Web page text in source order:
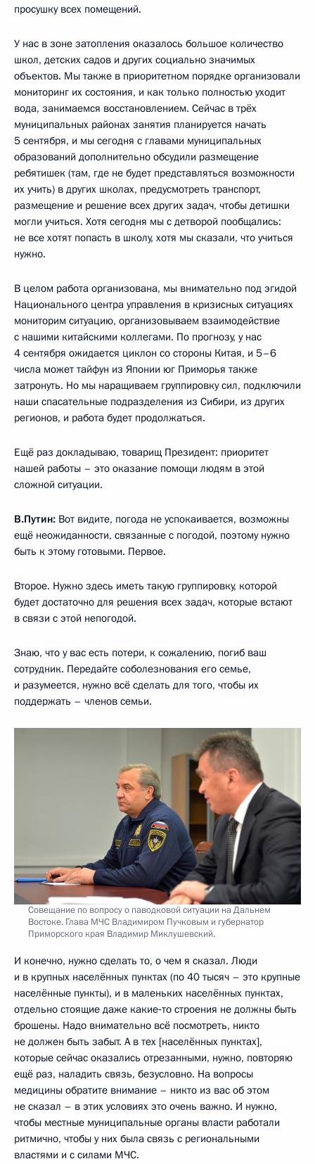
просушку всех помещений.
У нас в зоне затопления оказалось большое количество
школ, детских садов и других социально значимых
объектов. Мы также в приоритетном порядке организовали
мониторинг их состояния, и как только полностью уходит
вода, занимаемся восстановлением. Сейчас в трёх
муниципальных районах занятия планируется начать
5 сентября, и мы сегодня с главами муниципальных
образований дополнительно обсудили размещение
ребятишек (там, где не будет представляться возможности
их учить) в других школах, предусмотреть транспорт,
размещение и решение всех других задач, чтобы детишки
могли учиться. Хотя сегодня мы с детворой пообщались:
не все хотят попасть в школу, хотя мы сказали, что учиться
нужно.
В целом работа организована, мы внимательно под эгидой
Национального центра управления в кризисных ситуациях
мониторим ситуацию, организовываем взаимодействие
с нашими китайскими коллегами. По прогнозу, у нас
4 сентября ожидается циклон со стороны Китая, и 5–6
числа может тайфун из Японии юг Приморья также
затронуть. Но мы наращиваем группировку сил, подключили
наши спасательные подразделения из Сибири, из других
регионов, и работа будет продолжаться.
Ещё раз докладываю, товарищ Президент: приоритет
нашей работы – это оказание помощи людям в этой
сложной ситуации.
В.Путин: Вот видите, погода не успокаивается, возможны
ещё неожиданности, связанные с погодой, поэтому нужно
быть к этому готовыми. Первое.
Второе. Нужно здесь иметь такую группировку, которой
будет достаточно для решения всех задач, которые встают
в связи с этой непогодой.
Знаю, что у вас есть потери, к сожалению, погиб ваш
сотрудник. Передайте соболезнования его семье,
и разумеется, нужно всё сделать для того, чтобы их
поддержать – членов семьи.
Совещание по вопросу о паводковой ситуации на Дальнем
Востоке. Глава МЧС Владимиром Пучковым и губернатор
Приморского края Владимир Миклушевский.
И конечно, нужно сделать то, о чем я сказал. Люди
и в крупных населённых пунктах (по 40 тысяч – это крупные
населённые пункты), и в маленьких населённых пунктах,
отдельно стоящие даже какие‑то строения не должны быть
брошены. Надо внимательно всё посмотреть, никто
не должен быть забыт. А в тех [населённых пунктах],
которые сейчас оказались отрезанными, нужно, повторяю
ещё раз, наладить связь, безусловно. На вопросы
медицины обратите внимание – никто из вас об этом
не сказал – в этих условиях это очень важно. И нужно,
чтобы местные муниципальные органы власти работали
ритмично, чтобы у них была связь с региональными
властями и с силами МЧС.